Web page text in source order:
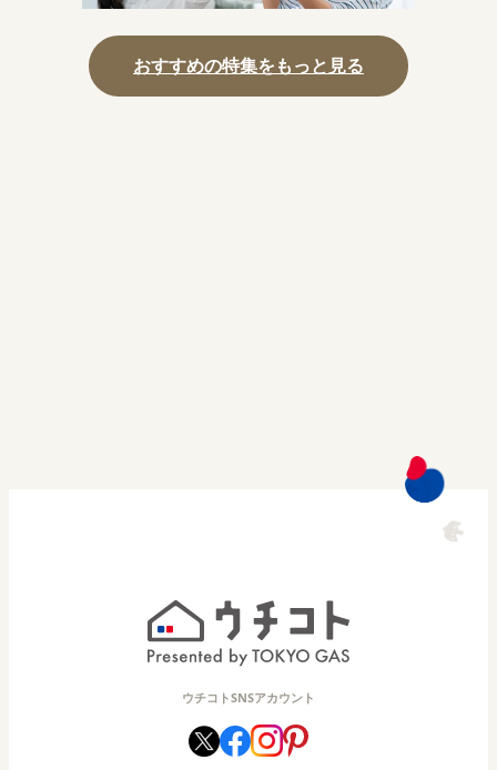
おすすめの特集をもっと見る
ウチコトSNSアカウント